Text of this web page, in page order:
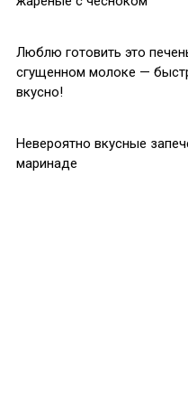
Люблю готовить это
сгущенном молоке —
вкусно!
Невероятно вкусные
маринаде